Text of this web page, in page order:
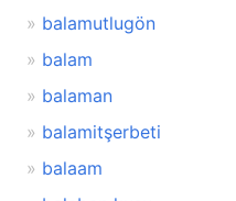
balamutlugön
balam
balaman
balamitşerbeti
balaam